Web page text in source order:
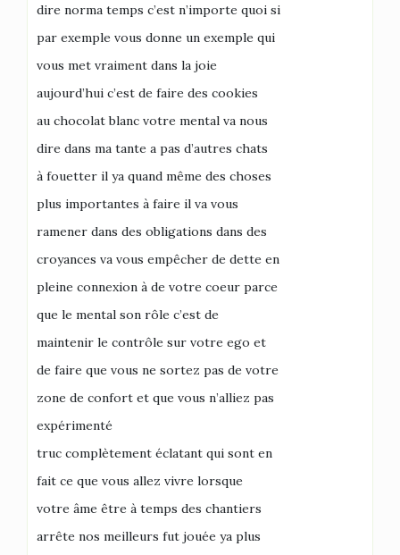
dire norma temps c’est n’importe quoi si
par exemple vous donne un exemple qui
vous met vraiment dans la joie
aujourd’hui c’est de faire des cookies
au chocolat blanc votre mental va nous
dire dans ma tante a pas d’autres chats
à fouetter il ya quand même des choses
plus importantes à faire il va vous
ramener dans des obligations dans des
croyances va vous empêcher de dette en
pleine connexion à de votre coeur parce
que le mental son rôle c’est de
maintenir le contrôle sur votre ego et
de faire que vous ne sortez pas de votre
zone de confort et que vous n’alliez pas
expérimenté
truc complètement éclatant qui sont en
fait ce que vous allez vivre lorsque
votre âme être à temps des chantiers
arrête nos meilleurs fut jouée ya plus